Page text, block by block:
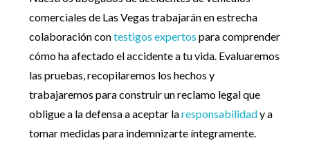
comerciales de Las Vegas trabajarán en estrecha
colaboración contestigos expertos para comprender
cómo ha afectado el accidente a tu vida. Evaluaremos
las pruebas, recopilaremos los hechos y
trabajaremos para construir un reclamo legal que
obligue a la defensa a aceptar laresponsabilidady a
tomar medidas para indemnizarte íntegramente.